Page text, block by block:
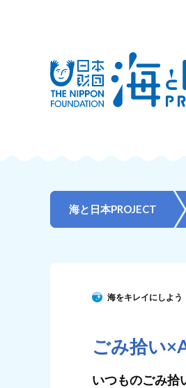
海と日本PROJECT
海をキレイにしよう
ごみ拾い
いつものごみ拾